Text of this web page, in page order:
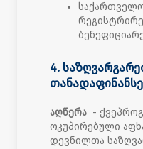
4.
აღწერა -
ოკუპირებული
დევნილთა